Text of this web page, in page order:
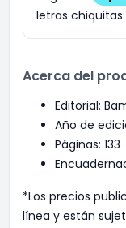
Acerca del
Editorial:
Año de
Páginas: 133
*Los precios
línea y están